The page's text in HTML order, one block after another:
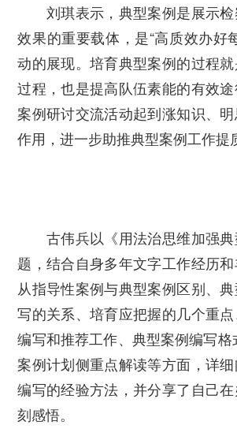
刘琪表示，典型案例是展示检
效果的重要载体，是“高质效办好
动的展现。培育典型案例的过程
过程，也是提高队伍素能的有效
案例研讨交流活动起到涨知识、
作用，进一步助推典型案例工作提
古伟兵以 《用法治思维加强
题，结合自身多年文字工作经历和
从指导性案例与典型案例区别、
写的关系、培育应把握的几个重
编写和推荐工作、典型案例编写格
案例计划侧重点解读等方面，详
编写的经验方法，并分享了自己
刻感悟。